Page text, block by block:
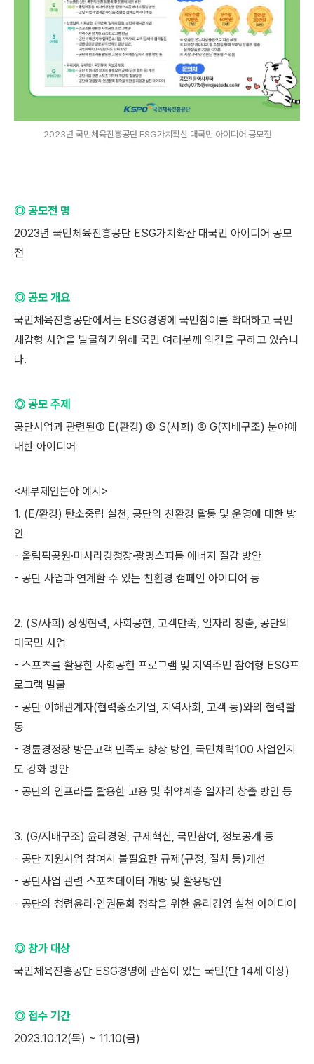
2023년 국민체육진흥공단 ESG가치확산 대국민 아이디어 공모전
◎ 공모전 명
2023년 국민체육진흥공단 ESG가치확산 대국민 아이디어 공모
전
◎ 공모 개요
국민체육진흥공단에서는 ESG경영에 국민참여를 확대하고 국민
체감형 사업을 발굴하기위해 국민 여러분께 의견을 구하고 있습니
다.
◎ 공모 주제
공단사업과 관련된① E(환경) ② S(사회) ③ G(지배구조) 분야에
대한 아이디어
<세부제안분야 예시>
1. (E/환경) 탄소중립 실천, 공단의 친환경 활동 및 운영에 대한 방
안
- 올림픽공원·미사리경정장·광명스피돔 에너지 절감 방안
- 공단 사업과 연계할 수 있는 친환경 캠페인 아이디어 등
2. (S/사회) 상생협력, 사회공헌, 고객만족, 일자리 창출, 공단의
대국민 사업
- 스포츠를 활용한 사회공헌 프로그램 및 지역주민 참여형 ESG프
로그램 발굴
- 공단 이해관계자(협력중소기업, 지역사회, 고객 등)와의 협력활
동
- 경륜경정장 방문고객 만족도 향상 방안, 국민체력100 사업인지
도 강화 방안
- 공단의 인프라를 활용한 고용 및 취약계층 일자리 창출 방안 등
3. (G/지배구조) 윤리경영, 규제혁신, 국민참여, 정보공개 등
- 공단 지원사업 참여시 불필요한 규제(규정, 절차 등)개선
- 공단사업 관련 스포츠데이터 개방 및 활용방안
- 공단의 청렴윤리·인권문화 정착을 위한 윤리경영 실천 아이디어
◎ 참가 대상
국민체육진흥공단 ESG경영에 관심이 있는 국민(만 14세 이상)
◎ 접수 기간
2023.10.12(목) ~ 11.10(금)